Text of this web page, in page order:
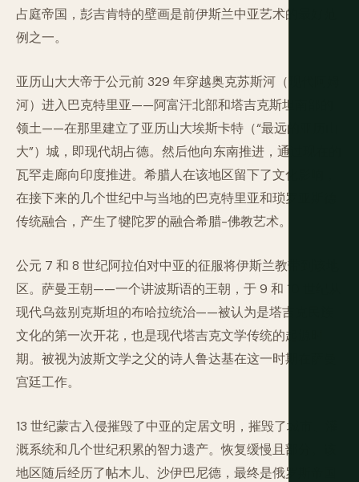
占庭帝国，彭吉肯特的壁画是前伊斯兰中亚艺术的最好范
例之一。
亚历山大大帝于公元前 329 年穿越奥克苏斯河（现代阿姆
河）进入巴克特里亚——阿富汗北部和塔吉克斯坦南部的
领土——在那里建立了亚历山大埃斯卡特（“最远的亚历山
大”）城，即现代胡占德。然后他向东南推进，通过现在的
瓦罕走廊向印度推进。希腊人在该地区留下了文化影响，
在接下来的几个世纪中与当地的巴克特里亚和琐罗亚斯德
传统融合，产生了犍陀罗的融合希腊-佛教艺术。
公元 7 和 8 世纪阿拉伯对中亚的征服将伊斯兰教带到该地
区。萨曼王朝——一个讲波斯语的王朝，于 9 和 10 世纪从
现代乌兹别克斯坦的布哈拉统治——被认为是塔吉克民族
文化的第一次开花，也是现代塔吉克文学传统的起源时
期。被视为波斯文学之父的诗人鲁达基在这一时期在萨曼
宫廷工作。
13 世纪蒙古入侵摧毁了中亚的定居文明，摧毁了城市、灌
溉系统和几个世纪积累的智力遗产。恢复缓慢且部分。该
地区随后经历了帖木儿、沙伊巴尼德，最终是俄罗斯帝国